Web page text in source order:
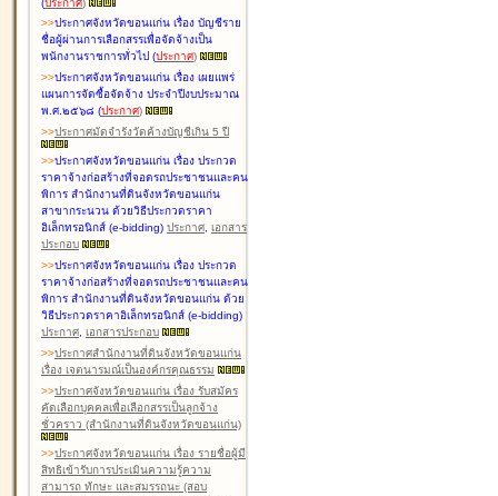
(ประกาศ)
>>ประกาศจังหวัดขอนแก่น เรื่อง บัญชีราย
ชื่อผู้ผ่านการเลือกสรรเพื่อจัดจ้างเป็น
พนักงานราชการทั่วไป (ประกาศ)
>>ประกาศจังหวัดขอนแก่น เรื่อง เผยแพร่
แผนการจัดซื้อจัดจ้าง ประจำปีงบประมาณ
พ.ศ.๒๕๖๘ (ประกาศ)
>>ประกาศมัดจำรังวัดค้างบัญชีเกิน 5 ปี
>>ประกาศจังหวัดขอนแก่น เรื่อง ประกวด
ราคาจ้างก่อสร้างที่จอดรถประชาชนและคน
พิการ สำนักงานที่ดินจังหวัดขอนแก่น
สาขากระนวน ด้วยวิธีประกวดราคา
อิเล็กทรอนิกส์ (e-bidding) ประกาศ, เอกสาร
ประกอบ
>>ประกาศจังหวัดขอนแก่น เรื่อง ประกวด
ราคาจ้างก่อสร้างที่จอดรถประชาชนและคน
พิการ สำนักงานที่ดินจังหวัดขอนแก่น ด้วย
วิธีประกวดราคาอิเล็กทรอนิกส์ (e-bidding)
ประกาศ, เอกสารประกอบ
>>ประกาศสำนักงานที่ดินจังหวัดขอนแก่น
เรื่อง เจตนารมณ์เป็นองค์กรคุณธรรม
>>ประกาศจังหวัดขอนแก่น เรื่อง รับสมัคร
คัดเลือกบุคคลเพื่อเลือกสรรเป็นลูกจ้าง
ชั่วคราว (สำนักงานที่ดินจังหวัดขอนแก่น)
>>ประกาศจังหวัดขอนแก่น เรื่อง รายชื่อผู้มี
สิทธิเข้ารับการประเมินความรู้ความ
สามารถ ทักษะ และสมรรถนะ (สอบ